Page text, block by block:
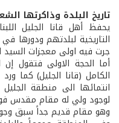
تاريخ البلدة وذاكرتها
يحفظ أهل قانا الجليل
التاريخية لبلدتهم ودورها
جرت فيه اولى معجزات
أما الحجة الاولى فتقول
الكامل (قانا الجليل) كما
انتمائها الى منطقة
لوجود ولي له مقام مقدس
وهو مقام قديم جداً سبق